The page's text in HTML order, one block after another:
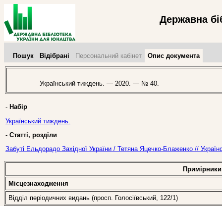
Державна
Пошук Відібрані Персональний кабінет Опис документа
Український тиждень. — 2020. — № 40.
- Набір
Український тиждень.
- Статті, розділи
Забуті Ельдорадо Західної України / Тетяна Яцечко-Блаженко //
Примірники
Місцезнаходження
Відділ періодичних видань (просп. Голосіївський, 122/1)